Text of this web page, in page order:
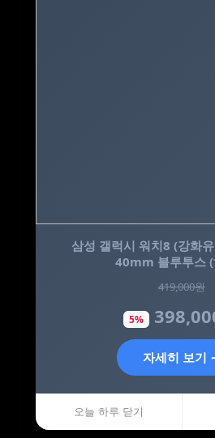
[네이버 단독] CJ 멜라메이트
유 구미젤리
130,000원
38%
자세히 보기
오늘 하루 닫기
삼성 갤럭시 워치8 (강화
40mm 블루투스
419,000원
5%
자세히 보기
오늘 하루 닫기